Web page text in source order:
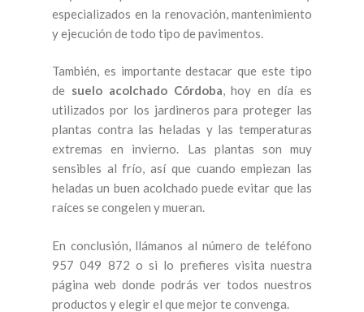
especializados en la renovación, mantenimiento
y ejecución de todo tipo de pavimentos.
También, es importante destacar que este tipo
de suelo acolchado Córdoba, hoy en día es
utilizados por los jardineros para proteger las
plantas contra las heladas y las temperaturas
extremas en invierno. Las plantas son muy
sensibles al frío, así que cuando empiezan las
heladas un buen acolchado puede evitar que las
raíces se congelen y mueran.
En conclusión, llámanos al número de teléfono
957 049 872 o si lo prefieres visita nuestra
página web donde podrás ver todos nuestros
productos y elegir el que mejor te convenga.